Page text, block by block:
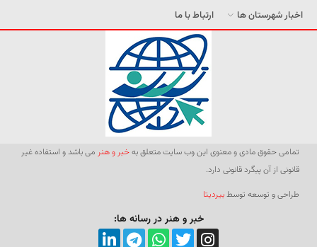
اخبار شهرستان ها
ارتباط با ما
تمامی حقوق مادی و معنوی این وب سایت متعلق بهخبر و هنر می باشد و استفاده غیر
قانونی از آن پیگرد قانونی دارد.
طراحی و توسعه توسطبیردیتا
خبر و هنر در رسانه ها: